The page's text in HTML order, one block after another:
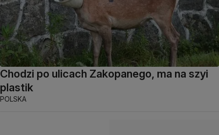
Chodzi po ulicach Zakopanego, ma na szyi
plastik
POLSKA